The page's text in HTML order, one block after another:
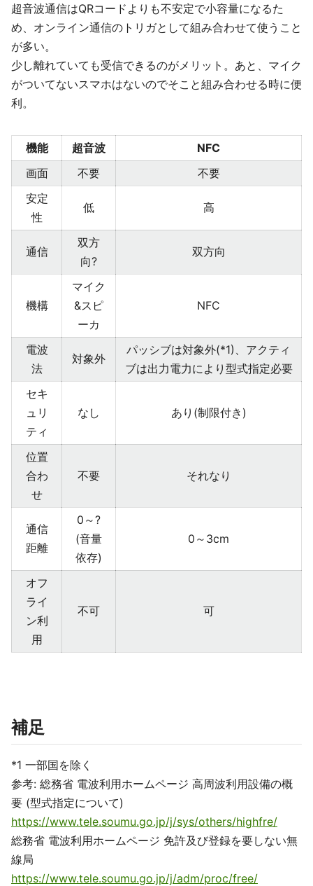
超音波通信はQRコードよりも不安定で小容量になるた
め、オンライン通信のトリガとして組み合わせて使うこと
が多い。
少し離れていても受信できるのがメリット。あと、マイク
がついてないスマホはないのでそこと組み合わせる時に便
利。
機能 超音波
NFC
画面
不要
不要
安定
性
低 高
通信
双方
向?
双方向
機構
マイク
&スピ
ーカ
NFC
電波
法
対象外
パッシブは対象外(*1)、アクティ
ブは出力電力により型式指定必要
セキ
ュリ
ティ
なし あり(制限付き)
位置
合わ
せ
不要 それなり
通信
距離
0～?
(音量
依存)
0～3cm
オフ
ライ
ン利
用
不可 可
補足
*1 一部国を除く
参考: 総務省 電波利用ホームページ 高周波利用設備の概
要 (型式指定について)
https://www.tele.soumu.go.jp/j/sys/others/highfre/
総務省 電波利用ホームページ 免許及び登録を要しない無
線局
https://www.tele.soumu.go.jp/j/adm/proc/free/